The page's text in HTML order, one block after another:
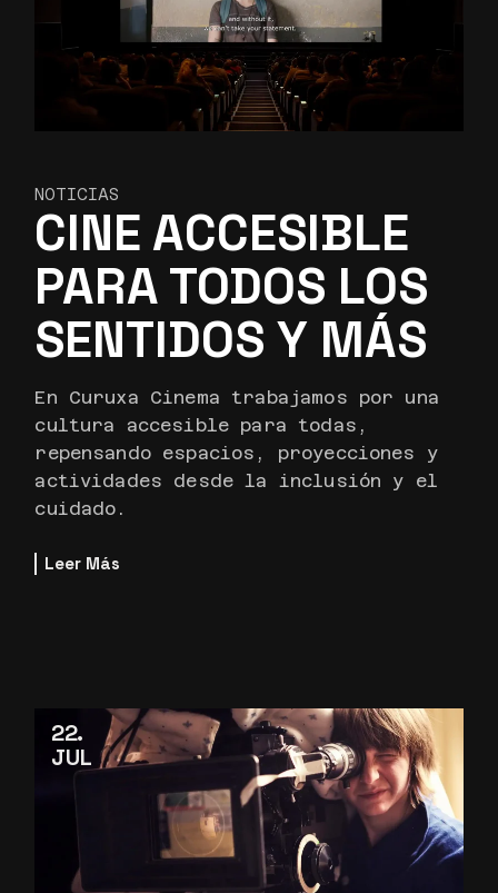
NOTICIAS
CINE ACCESIBLE
PARA TODOS LOS
SENTIDOS Y MÁS
En Curuxa Cinema trabajamos por una
cultura accesible para todas,
repensando espacios, proyecciones y
actividades desde la inclusión y el
cuidado.
Leer Más
22
JUL